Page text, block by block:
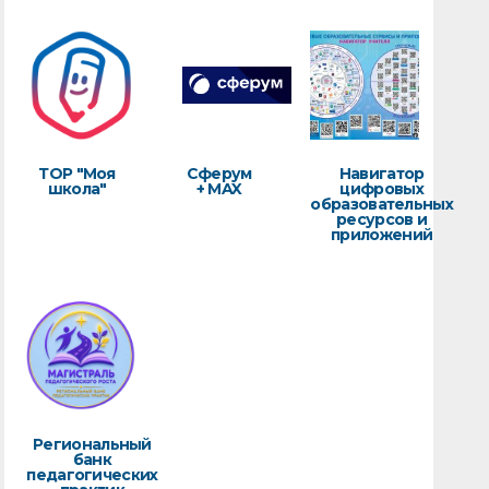
ТОР "Моя
школа"
Сферум
+ MAX
Навигатор
цифровых
образовательных
ресурсов и
приложений
Региональный
банк
педагогических